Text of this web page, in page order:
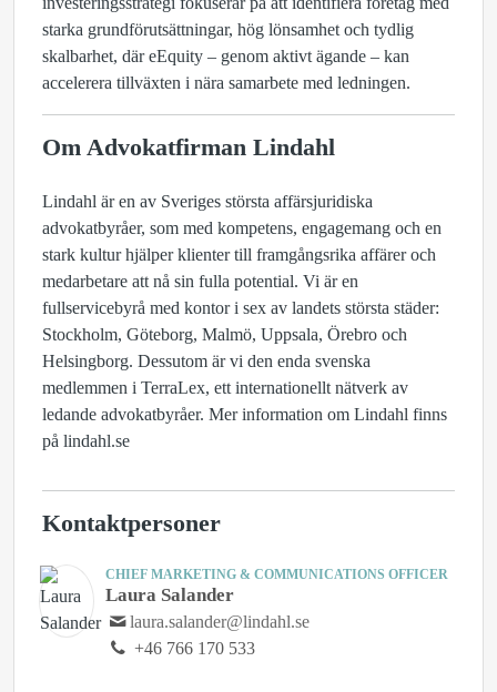
starka grundförutsättningar, hög lönsamhet och tydlig
skalbarhet, där eEquity – genom aktivt ägande – kan
accelerera tillväxten i nära samarbete med ledningen.
Om Advokatfirman Lindahl
Lindahl är en av Sveriges största affärsjuridiska
advokatbyråer, som med kompetens, engagemang och en
stark kultur hjälper klienter till framgångsrika affärer och
medarbetare att nå sin fulla potential. Vi är en
fullservicebyrå med kontor i sex av landets största städer:
Stockholm, Göteborg, Malmö, Uppsala, Örebro och
Helsingborg. Dessutom är vi den enda svenska
medlemmen i TerraLex, ett internationellt nätverk av
ledande advokatbyråer. Mer information om Lindahl finns
på lindahl.se
Kontaktpersoner
CHIEF MARKETING & COMMUNICATIONS OFFICER
Laura Salander
laura.salander@lindahl.se
+46 766 170 533